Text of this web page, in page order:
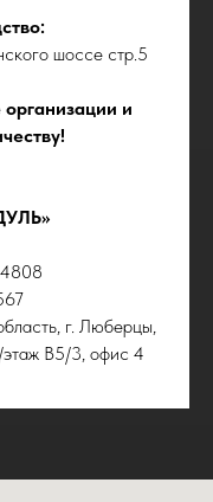
шоссе стр.5
и
г. Люберцы,
этаж В5/3, офис 4